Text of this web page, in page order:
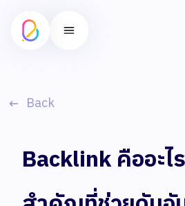
Back
Backlink คืออะไ